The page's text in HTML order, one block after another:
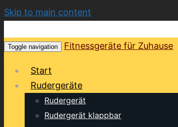
Skip to main content
Toggle navigation Fitnessgeräte für Zuhause
Start
Rudergeräte
Rudergerät
Rudergerät klappbar